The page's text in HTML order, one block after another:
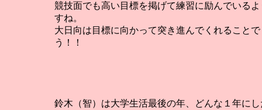
競技面でも高い目標を掲げて練習に励んでいる
すね。
大日向は目標に向かって突き進んでくれること
う！！
鈴木（智）は大学生活最後の年、どんな１年に